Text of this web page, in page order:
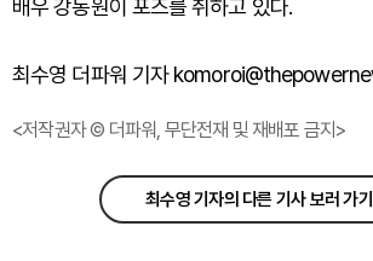
배우 강동원이 포즈를 취하고 있다.
최수영 더파워 기자
<저작권자 © 더파워, 무단전재 및 재배포 금지>
최수영 기자의 다른 기사 보러 가기